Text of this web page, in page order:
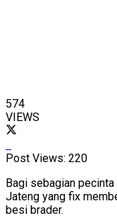
574
VIEWS
Post Views: 220
Bagi sebagian
Jateng yang fix
besi brader.